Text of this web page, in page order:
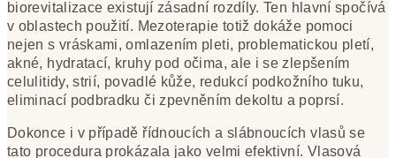
biorevitalizace existují zásadní rozdíly. Ten hlavní spočívá
v oblastech použití. Mezoterapie totiž dokáže pomoci
nejen s vráskami, omlazením pleti, problematickou pletí,
akné, hydratací, kruhy pod očima, ale i se zlepšením
celulitidy, strií, povadlé kůže, redukcí podkožního tuku,
eliminací podbradku či zpevněním dekoltu a poprsí.
Dokonce i v případě řídnoucích a slábnoucích vlasů se
tato procedura prokázala jako velmi efektivní. Vlasová